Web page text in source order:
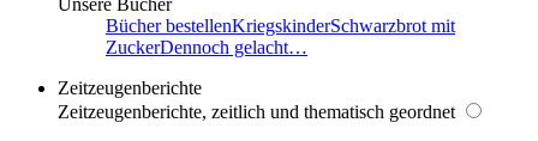
Unsere Bücher
Bücher bestellenKriegskinderSchwarzbrot mit
ZuckerDennoch gelacht…
Zeitzeugenberichte
Zeitzeugenberichte, zeitlich und thematisch geordnet